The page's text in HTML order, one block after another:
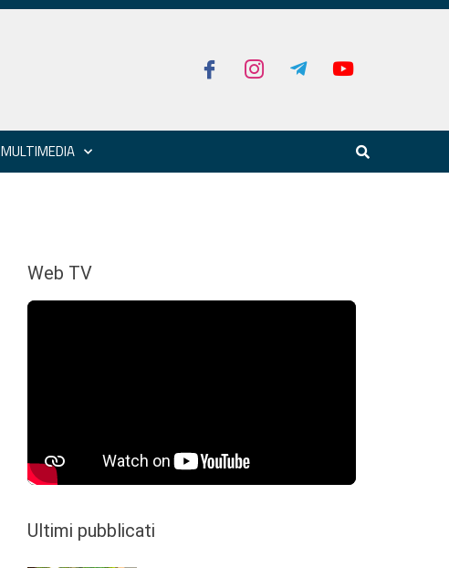
MULTIMEDIA
Web TV
Ultimi pubblicati